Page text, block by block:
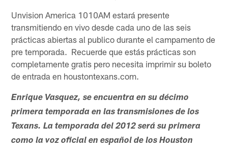
Unvision America 1010AM estará presente
transmitiendo en vivo desde cada uno de las seis
prácticas abiertas al publico durante el campamento de
pre temporada. Recuerde que estás prácticas son
completamente gratis pero necesita imprimir su boleto
de entrada en houstontexans.com.
Enrique Vasquez, se encuentra en su décimo
primera temporada en las transmisiones de los
Texans. La temporada del 2012 será su primera
como la voz oficial en español de los Houston